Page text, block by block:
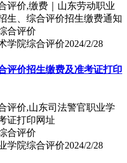
评价,缴费｜山东劳动职业
生、综合评价招生缴费通知
学院综合评价2024/2/28
评价招生缴费及准考证打印
评价,山东司法警官职业学
证打印网址
学院综合评价2024/2/28